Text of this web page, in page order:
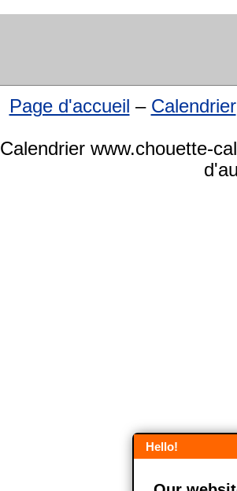
Page d'accueil – Calendrier
Calendrier www.chouette-
Hello!